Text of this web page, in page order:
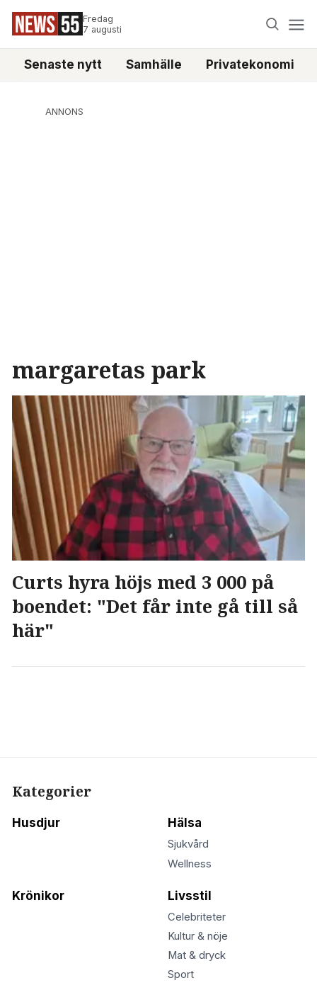
Fredag
7 augusti
Senaste nytt Samhälle Privatekonomi
ANNONS
margaretas park
Curts hyra höjs med 3 000 på
boendet: "Det får inte gå till så
här"
Kategorier
Husdjur Hälsa
Sjukvård
Wellness
Krönikor Livsstil
Celebriteter
Kultur & nöje
Mat & dryck
Sport